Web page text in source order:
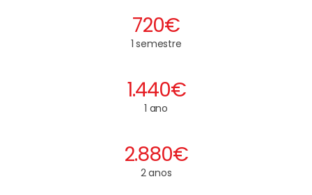
720€
1 semestre
1.440€
1 ano
2.880€
2 anos